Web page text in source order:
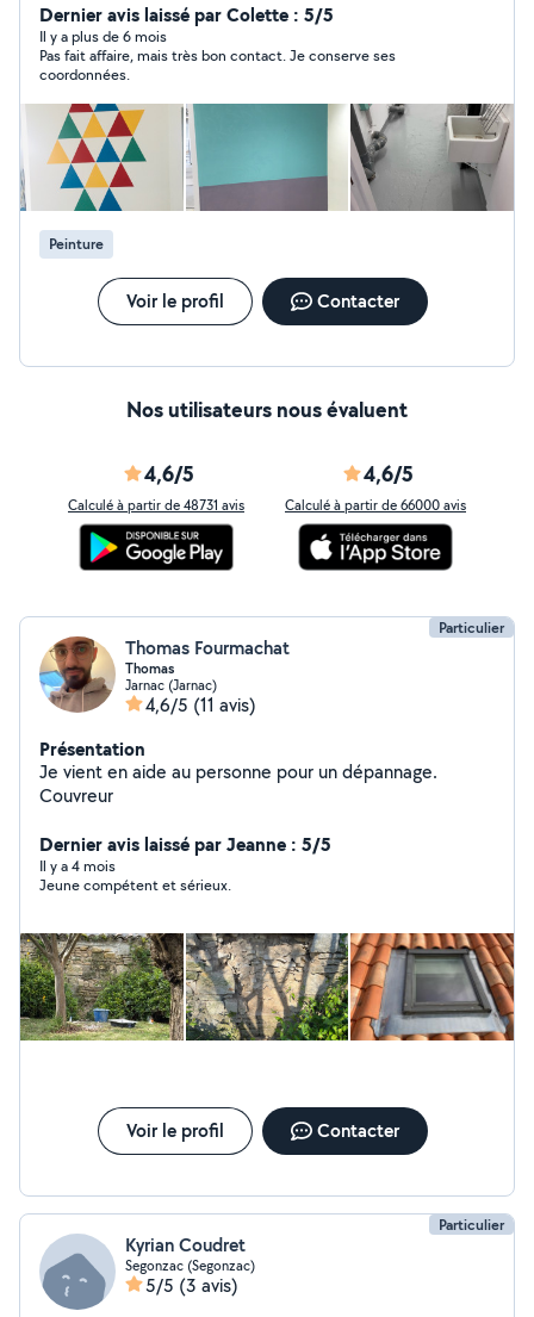
Dernier avis laissé par Colette : 5/5
Il y a plus de 6 mois
Pas fait affaire, mais très bon contact. Je conserve ses
coordonnées.
Peinture
Voir le profil Contacter
Nos utilisateurs nous évaluent
4,6/5
Calculé à partir de 48731 avis
4,6/5
Calculé à partir de 66000 avis
Particulier
Thomas Fourmachat
Thomas
Jarnac (Jarnac)
4,6/5 (11 avis)
Présentation
Je vient en aide au personne pour un dépannage.
Couvreur
Dernier avis laissé par Jeanne : 5/5
Il y a 4 mois
Jeune compétent et sérieux.
Voir le profil Contacter
Particulier
Kyrian Coudret
Segonzac (Segonzac)
5/5 (3 avis)